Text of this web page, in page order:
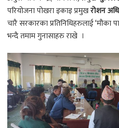
परियोजना पोखरा इकाइ प्रमुखरोशन
चारै सरकारका प्रतिनिधिहरुलाई ‘मौका
भन्दै तमाम गुनासाहरु राखे ।